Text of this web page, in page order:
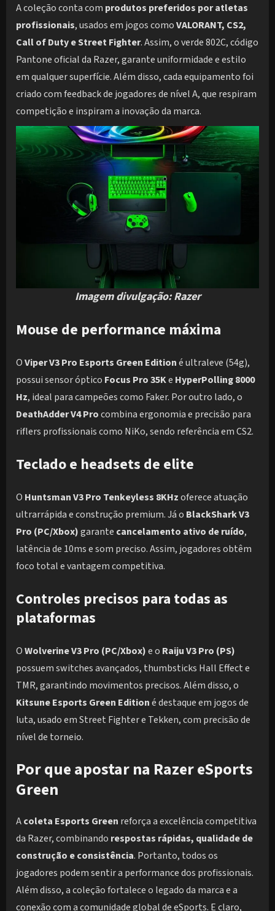
A coleção conta com produtos preferidos por atletas
profissionais, usados em jogos comoVALORANT, CS2,
Call of Duty e Street Fighter. Assim, o verde 802C, código
Pantone oficial da Razer, garante uniformidade e estilo
em qualquer superfície. Além disso, cada equipamento foi
criado com feedback de jogadores de nível A, que respiram
competição e inspiram a inovação da marca.
Imagem divulgação: Razer
Mouse de performance máxima
OViper V3 Pro Esports Green Editioné ultraleve (54g),
possui sensor óptico Focus Pro 35Ke HyperPolling 8000
Hz, ideal para campeões como Faker. Por outro lado, o
DeathAdder V4 Procombina ergonomia e precisão para
riflers profissionais como NiKo, sendo referência em CS2.
Teclado e headsets de elite
O Huntsman V3 Pro Tenkeyless 8KHzoferece atuação
ultrarrápida e construção premium. Já o BlackShark V3
Pro (PC/Xbox)garante cancelamento ativo de ruído,
latência de 10ms e som preciso. Assim, jogadores obtêm
foco total e vantagem competitiva.
Controles precisos para todas as
plataformas
OWolverine V3 Pro (PC/Xbox)e o Raiju V3 Pro (PS)
possuem switches avançados, thumbsticks Hall Effect e
TMR, garantindo movimentos precisos. Além disso, o
Kitsune Esports Green Editioné destaque em jogos de
luta, usado em Street Fighter e Tekken, com precisão de
nível de torneio.
Por que apostar na Razer eSports
Green
Acoleta Esports Green reforça a excelência competitiva
da Razer, combinando respostas rápidas, qualidade de
construção e consistência. Portanto, todos os
jogadores podem sentir a performance dos profissionais.
Além disso, a coleção fortalece o legado da marca e a
conexão com a comunidade global de eSports. E claro,